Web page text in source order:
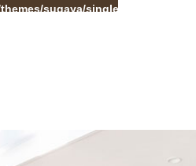
sugaya/single.php